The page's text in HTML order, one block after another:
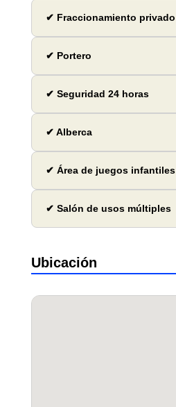
✔ Fraccionamiento privado
✔ Portero
✔ Seguridad 24 horas
✔ Alberca
✔ Área de juegos infantiles
✔ Salón de usos múltiples
Ubicación